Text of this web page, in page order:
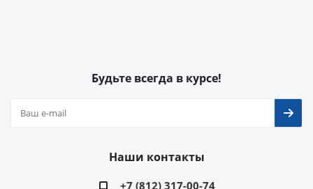
Будьте всегда в курсе!
Наши контакты
+7 (812) 317-00-74